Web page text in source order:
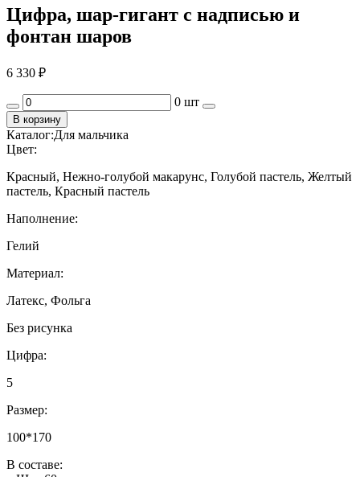
Цифра, шар-гигант с надписью и
фонтан шаров
6 330 ₽
0 шт
В корзину
Каталог:Для мальчика
Цвет:
Красный, Нежно-голубой макарунс, Голубой пастель, Желтый
пастель, Красный пастель
Наполнение:
Гелий
Материал:
Латекс, Фольга
Без рисунка
Цифра:
5
Размер:
100*170
В составе: